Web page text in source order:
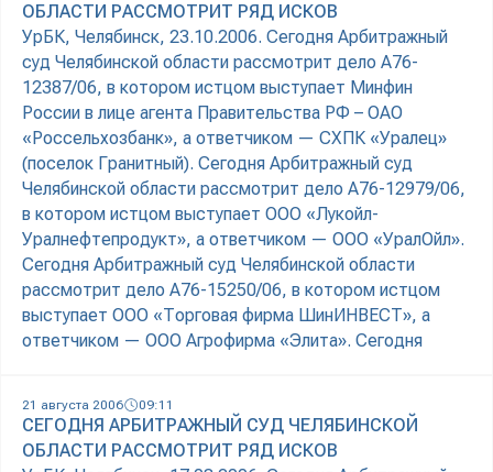
ОБЛАСТИ РАССМОТРИТ РЯД ИСКОВ
УрБК, Челябинск, 23.10.2006. Сегодня Арбитражный
суд Челябинской области рассмотрит дело А76-
12387/06, в котором истцом выступает Минфин
России в лице агента Правительства РФ – ОАО
«Россельхозбанк», а ответчиком — СХПК «Уралец»
(поселок Гранитный). Сегодня Арбитражный суд
Челябинской области рассмотрит дело А76-12979/06,
в котором истцом выступает ООО «Лукойл-
Уралнефтепродукт», а ответчиком — ООО «УралОйл».
Сегодня Арбитражный суд Челябинской области
рассмотрит дело А76-15250/06, в котором истцом
выступает ООО «Торговая фирма ШинИНВЕСТ», а
ответчиком — ООО Агрофирма «Элита». Сегодня
21 августа 2006 09:11
СЕГОДНЯ АРБИТРАЖНЫЙ СУД ЧЕЛЯБИНСКОЙ
ОБЛАСТИ РАССМОТРИТ РЯД ИСКОВ